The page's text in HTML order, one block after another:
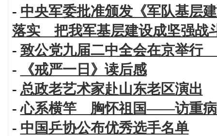
- 中央军委批准颁发《军队基层
落实 把我军基层建设成坚强战
- 致公党九届二中全会在京举行
-
《戒严一日》读后感
- 总政老艺术家赴山东老区演出
-心系横竿 胸怀祖国——访重病
- 中国乒协公布优秀选手名单